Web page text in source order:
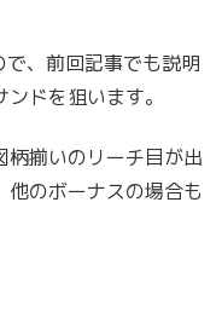
、前回記事でも説明
ドを狙います。
柄揃いのリーチ目が出
他のボーナスの場合も